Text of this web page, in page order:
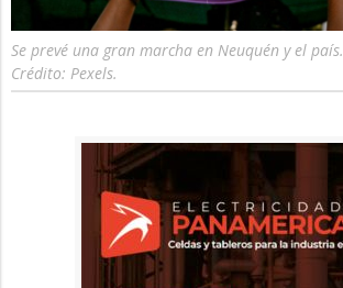
Se prevé una gran marcha en Neuquén y el país.
Crédito: Pexels.